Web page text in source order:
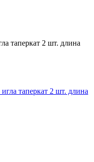
таперкат 2 шт. длина